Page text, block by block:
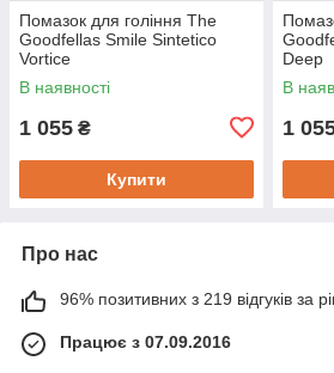
Помазок для гоління The
Goodfellas Smile Sintetico
Vortice
В наявності
1 055 ₴
Купити
Deep
В
1
Про нас
96% позитивних з 219 відгуків за
Працює з 07.09.2016